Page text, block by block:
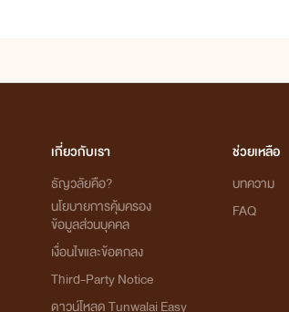
เกี่ยวกับเรา
ธัญวลัยคือ?
นโยบายการคุ้มครอง
ข้อมูลส่วนบุคคล
เงื่อนไขและข้อตกลง
Third-Party Notice
ดาวน์โหลด Tunwalai Easy
ช่วยเหลือ
บทความ
FAQ